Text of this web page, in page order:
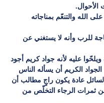
الأحوال.
الله والتنعّم بمناجاته
للرب وأنه لا يستغني عن
عليه لأنه جواد كريم أجود
الكريم أن يسأله الناس
عادة يكون راجٍ مطالب أن
ثمرات الرجاء التخلّص من